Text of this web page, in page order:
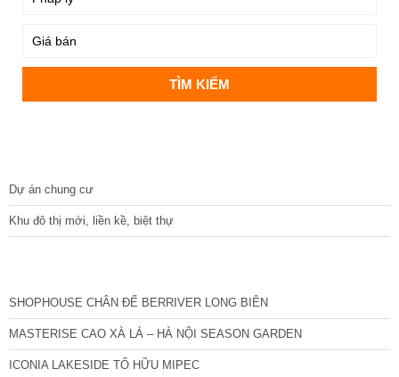
Dự án chung cư
Khu đô thị mới, liền kề, biệt thự
SHOPHOUSE CHÂN ĐẾ BERRIVER LONG BIÊN
MASTERISE CAO XÀ LÁ – HÀ NỘI SEASON GARDEN
ICONIA LAKESIDE TỐ HỮU MIPEC